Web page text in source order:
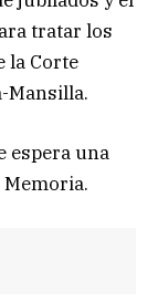
tratar los
la Corte
Mansilla.
espera una